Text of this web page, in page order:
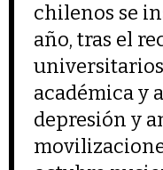
chilenos se
año, tras el
académica y
depresión y